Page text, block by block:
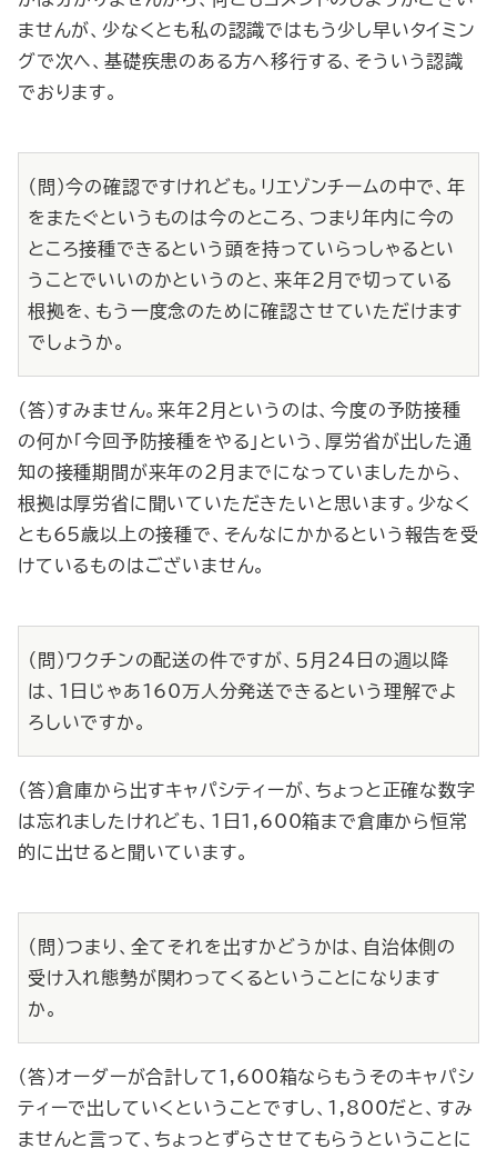
ませんが、少なくとも私の認識ではもう少し早いタイミン
グで次へ、基礎疾患のある方へ移行する、そういう認識
でおります。
（問）今の確認ですけれども。リエゾンチームの中で、年
をまたぐというものは今のところ、つまり年内に今の
ところ接種できるという頭を持っていらっしゃるとい
うことでいいのかというのと、来年２月で切っている
根拠を、もう一度念のために確認させていただけます
でしょうか。
（答）すみません。来年２月というのは、今度の予防接種
の何か「今回予防接種をやる」という、厚労省が出した通
知の接種期間が来年の２月までになっていましたから、
根拠は厚労省に聞いていただきたいと思います。少なく
とも65歳以上の接種で、そんなにかかるという報告を受
けているものはございません。
（問）ワクチンの配送の件ですが、５月24日の週以降
は、１日じゃあ160万人分発送できるという理解でよ
ろしいですか。
（答）倉庫から出すキャパシティーが、ちょっと正確な数字
は忘れましたけれども、１日1,600箱まで倉庫から恒常
的に出せると聞いています。
（問）つまり、全てそれを出すかどうかは、自治体側の
受け入れ態勢が関わってくるということになります
か。
（答）オーダーが合計して1,600箱ならもうそのキャパシ
ティーで出していくということですし、1,800だと、すみ
ませんと言って、ちょっとずらさせてもらうということに